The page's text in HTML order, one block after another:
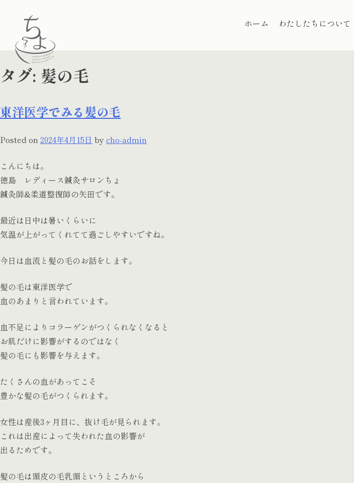
content
ホーム わたしたちについて
タグ: 髪の毛
東洋医学でみる髪の毛
Posted on 2024年4月15日 by cho-admin
こんにちは。
徳島 レディース鍼灸サロンちょ
鍼灸師&柔道整復師の矢田です。
最近は日中は暑いくらいに
気温が上がってくれてて過ごしやすいですね。
今日は血流と髪の毛のお話をします。
髪の毛は東洋医学で
血のあまりと言われています。
血不足によりコラーゲンがつくられなくなると
お肌だけに影響がするのではなく
髪の毛にも影響を与えます。
たくさんの血があってこそ
豊かな髪の毛がつくられます。
女性は産後3ヶ月目に、抜け毛が見られます。
これは出産によって失われた血の影響が
出るためです。
髪の毛は頭皮の毛乳頭というところから